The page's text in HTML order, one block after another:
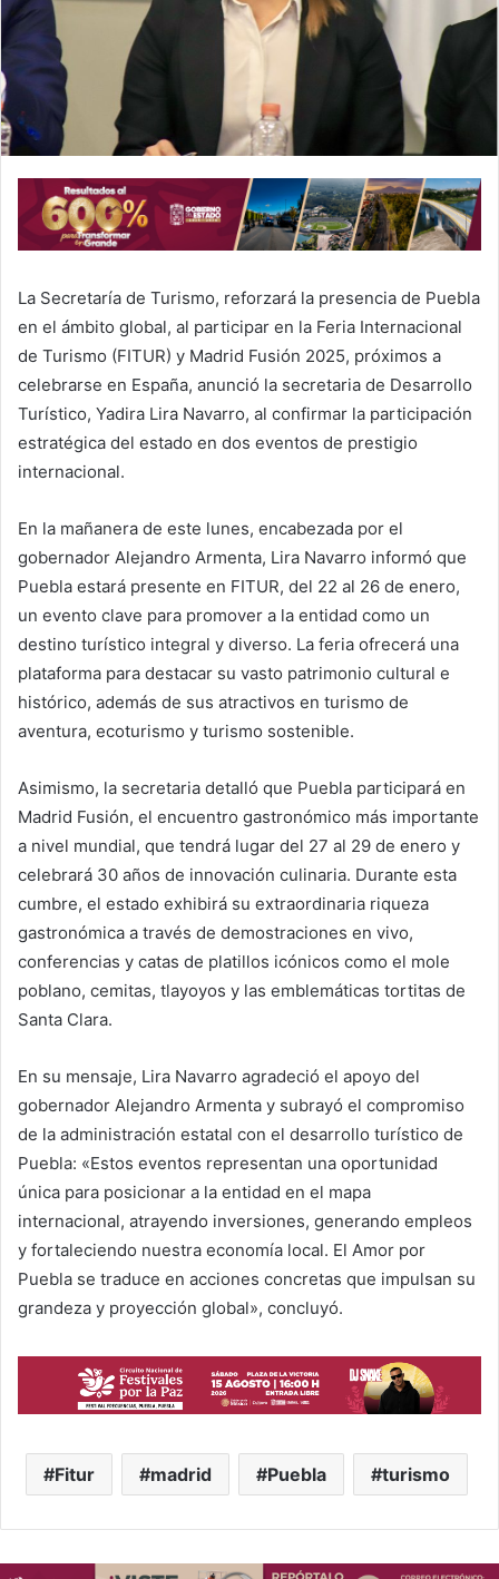
La Secretaría de Turismo, reforzará la presencia de Puebla
en el ámbito global, al participar en la Feria Internacional
de Turismo (FITUR) y Madrid Fusión 2025, próximos a
celebrarse en España, anunció la secretaria de Desarrollo
Turístico, Yadira Lira Navarro, al confirmar la participación
estratégica del estado en dos eventos de prestigio
internacional.
En la mañanera de este lunes, encabezada por el
gobernador Alejandro Armenta, Lira Navarro informó que
Puebla estará presente en FITUR, del 22 al 26 de enero,
un evento clave para promover a la entidad como un
destino turístico integral y diverso. La feria ofrecerá una
plataforma para destacar su vasto patrimonio cultural e
histórico, además de sus atractivos en turismo de
aventura, ecoturismo y turismo sostenible.
Asimismo, la secretaria detalló que Puebla participará en
Madrid Fusión, el encuentro gastronómico más importante
a nivel mundial, que tendrá lugar del 27 al 29 de enero y
celebrará 30 años de innovación culinaria. Durante esta
cumbre, el estado exhibirá su extraordinaria riqueza
gastronómica a través de demostraciones en vivo,
conferencias y catas de platillos icónicos como el mole
poblano, cemitas, tlayoyos y las emblemáticas tortitas de
Santa Clara.
En su mensaje, Lira Navarro agradeció el apoyo del
gobernador Alejandro Armenta y subrayó el compromiso
de la administración estatal con el desarrollo turístico de
Puebla: «Estos eventos representan una oportunidad
única para posicionar a la entidad en el mapa
internacional, atrayendo inversiones, generando empleos
y fortaleciendo nuestra economía local. El Amor por
Puebla se traduce en acciones concretas que impulsan su
grandeza y proyección global», concluyó.
Fitur madrid Puebla turismo